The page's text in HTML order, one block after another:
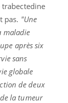
pas. "Une
maladie
après six
sans
globale
de deux
la tumeur